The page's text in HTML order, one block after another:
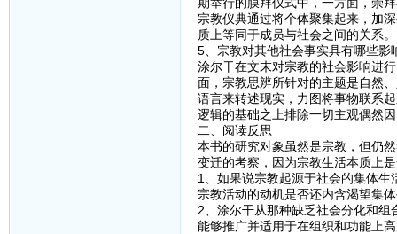
宗教仪典通过将个体聚集起来，加
质上等同于成员与社会之间的关系。
5、宗教对其他社会事实具有哪些影
涂尔干在文末对宗教的社会影响进
面，宗教思辨所针对的主题是自然
语言来转述现实，力图将事物联系
逻辑的基础之上排除一切主观偶然
二、阅读反思
本书的研究对象虽然是宗教，但仍
变迁的考察，因为宗教生活本质上
1、如果说宗教起源于社会的集体
宗教活动的动机是否还内含渴望集
2、涂尔干从那种缺乏社会分化和
能够推广并适用于在组织和功能上